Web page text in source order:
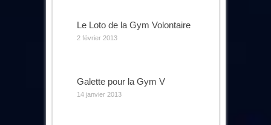
Le Loto de la Gym Volontaire
2 février 2013
Galette pour la Gym V
14 janvier 2013